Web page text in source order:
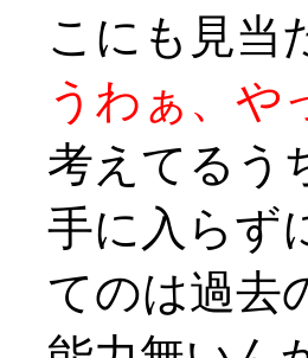
こにも見当
うわぁ、や
考えてるう
手に入らず
てのは過去